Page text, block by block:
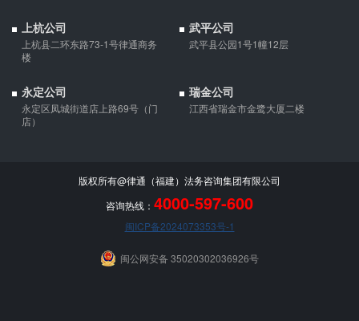
上杭公司
上杭县二环东路73-1号律通商务
楼
武平公司
武平县公园1号1幢12层
永定公司
永定区凤城街道店上路69号（门
店）
瑞金公司
江西省瑞金市金鹭大厦二楼
版权所有@律通（福建）法务咨询集团有限公司
咨询热线： 4000-597-600
闽ICP备2024073353号-1
闽公网安备 35020302036926号